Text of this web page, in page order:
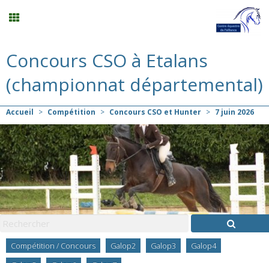
Compétition
Menu
Mon compte
0 Panier
Contact
Concours CSO à Etalans
(championnat départemental)
Accueil > Compétition > Concours CSO et Hunter > 7 juin 2026
Compétition / Concours Galop2 Galop3
Galop4